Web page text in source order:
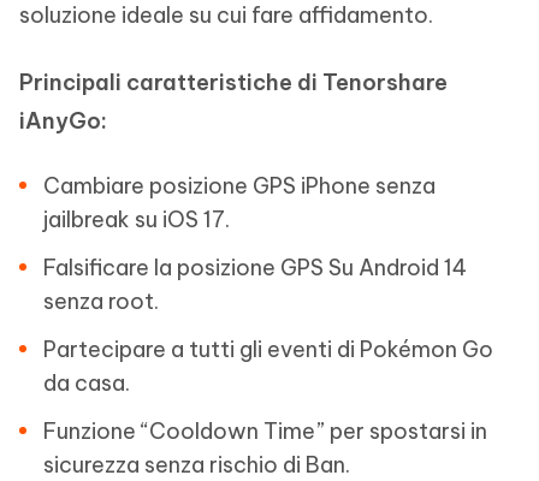
soluzione ideale su cui fare affidamento.
Principali caratteristiche di Tenorshare
iAnyGo:
Cambiare posizione GPS iPhone senza
jailbreak su iOS 17.
Falsificare la posizione GPS Su Android 14
senza root.
Partecipare a tutti gli eventi di Pokémon Go
da casa.
Funzione “Cooldown Time” per spostarsi in
sicurezza senza rischio di Ban.